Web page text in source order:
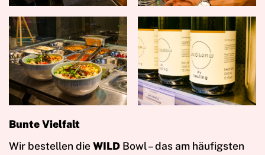
Bunte Vielfalt
Wir bestellen dieWILD Bowl – das am häufigsten